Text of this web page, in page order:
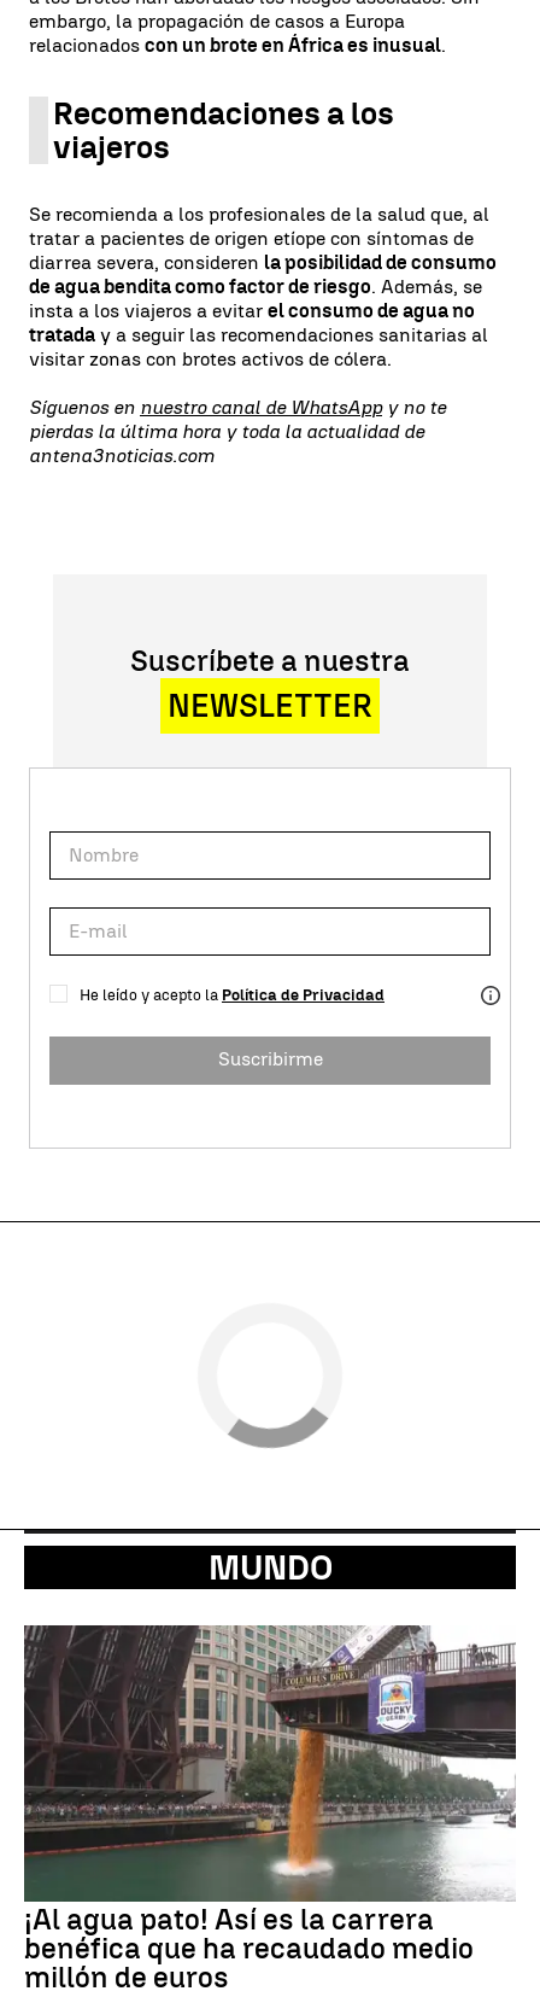
embargo, la propagación de casos a Europa
relacionados con un brote en África es inusual.
Recomendaciones a los
viajeros
Se recomienda a los profesionales de la salud que, al
tratar a pacientes de origen etíope con síntomas de
diarrea severa, consideren la posibilidad de consumo
de agua bendita como factor de riesgo. Además, se
insta a los viajeros a evitar el consumo de agua no
tratada y a seguir las recomendaciones sanitarias al
visitar zonas con brotes activos de cólera.
Síguenos en nuestro canal de WhatsAppy no te
pierdas la última hora y toda la actualidad de
antena3noticias.com
Suscríbete a nuestra
NEWSLETTER
He leído y acepto la Política de Privacidad
Suscribirme
MUNDO
¡Al agua pato! Así es la carrera
benéfica que ha recaudado medio
millón de euros